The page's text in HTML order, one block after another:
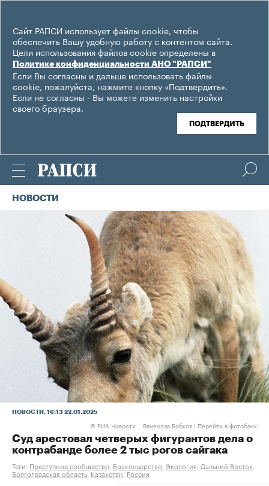
Сайт РАПСИ использует файлы cookie, чтобы
обеспечить Вашу удобную работу с контентом сайта.
Цели использования файлов cookie определены в
Политике конфиденциальности АНО "РАПСИ"
Если Вы согласны и дальше использовать файлы
cookie, пожалуйста, нажмите кнопку «Подтвердить».
Если не согласны - Вы можете изменить настройки
своего браузера.
ПОДТВЕРДИТЬ
НОВОСТИ
НОВОСТИ , 16:13 22.01.2025
© РИА Новости. , Вячеслав Бобков | Перейти в фотобанк
Суд арестовал четверых фигурантов дела о
контрабанде более 2 тыс рогов сайгака
Теги: Преступное сообщество Браконьерство Экология Дальний Восток
Волгоградская область,Казахстан,Россия